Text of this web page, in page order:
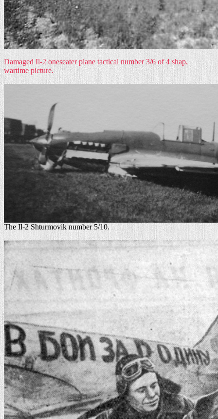
Damaged Il-2 oneseater plane tactical number 3/6 of 4 shap,
wartime picture.
The Il-2 Shturmovik number 5/10.